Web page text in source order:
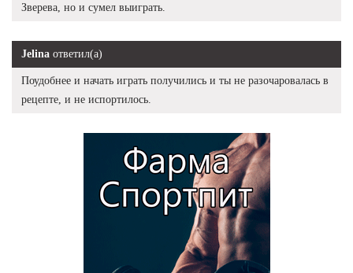
Зверева, но и сумел выиграть.
Jelina ответил(а)
Поудобнее и начать играть получились и ты не разочаровалась в
рецепте, и не испортилось.